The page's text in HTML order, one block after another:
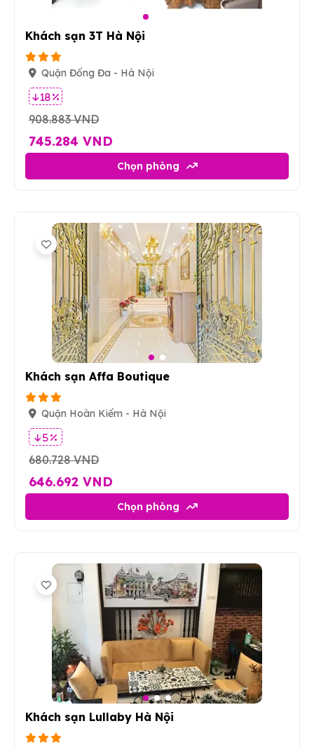
Khách sạn 3T Hà Nội
Quận Đống Đa - Hà Nội
18 %
908.883 VND
745.284 VND
Chọn phòng
Khách sạn Affa Boutique
Quận Hoàn Kiếm - Hà Nội
5 %
680.728 VND
646.692 VND
Chọn phòng
Khách sạn Lullaby Hà Nội